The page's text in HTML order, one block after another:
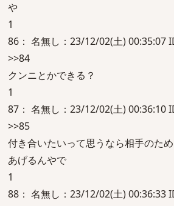
や
1
86： 名無し：23/12/02(土) 00:35:07
>>84
クンニとかできる？
1
87： 名無し：23/12/02(土) 00:36:10
>>85
付き合いたいって思うなら相手のた
あげるんやで
1
88： 名無し：23/12/02(土) 00:36:33